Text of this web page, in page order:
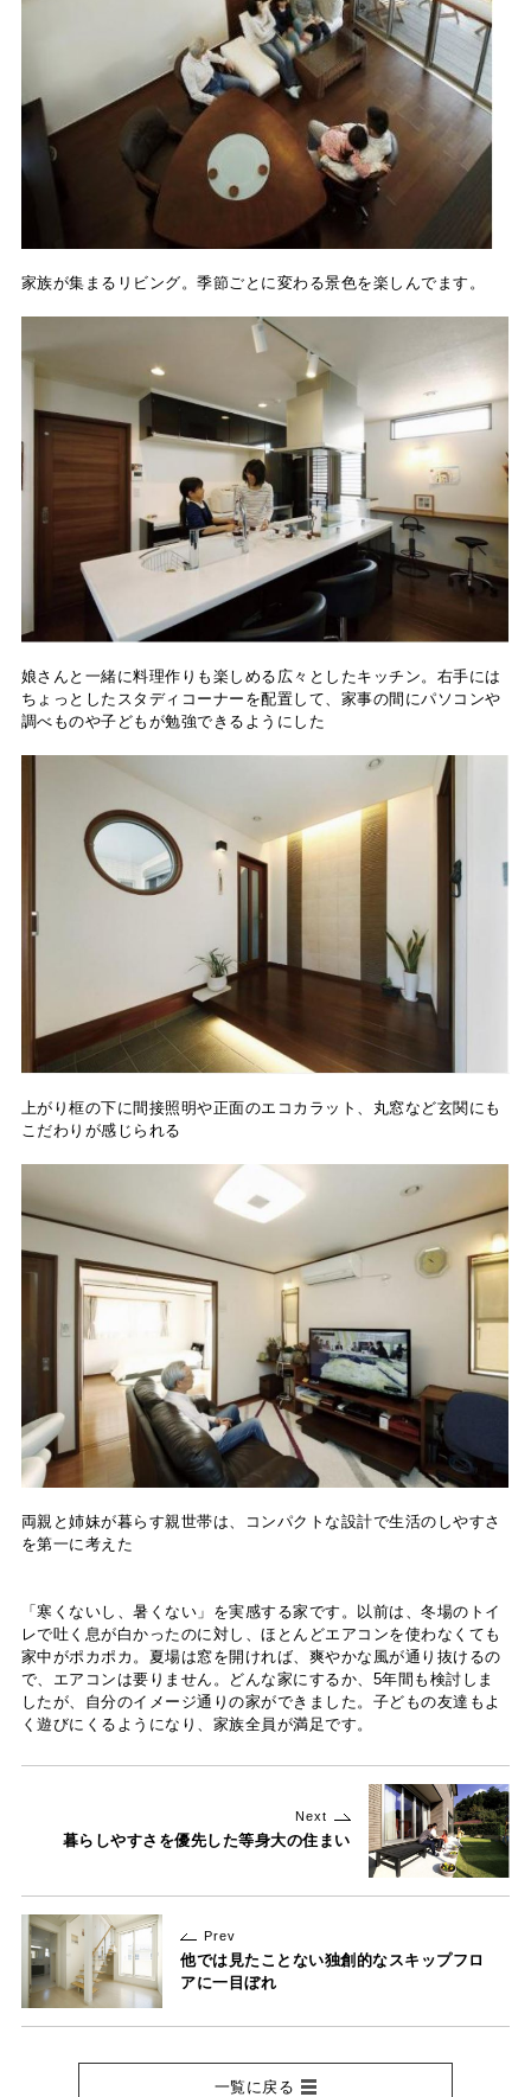
家族が集まるリビング。季節ごとに変わる景色を楽しんでます。
娘さんと一緒に料理作りも楽しめる広々としたキッチン。右手には
ちょっとしたスタディコーナーを配置して、家事の間にパソコンや
調べものや子どもが勉強できるようにした
上がり框の下に間接照明や正面のエコカラット、丸窓など玄関にも
こだわりが感じられる
両親と姉妹が暮らす親世帯は、コンパクトな設計で生活のしやすさ
を第一に考えた
「寒くないし、暑くない」を実感する家です。以前は、冬場のトイ
レで吐く息が白かったのに対し、ほとんどエアコンを使わなくても
家中がポカポカ。夏場は窓を開ければ、爽やかな風が通り抜けるの
で、エアコンは要りません。どんな家にするか、5年間も検討しま
したが、自分のイメージ通りの家ができました。子どもの友達もよ
く遊びにくるようになり、家族全員が満足です。
Prev
他では見たことない独創的なスキップフロ
アに一目ぼれ
一覧に戻る
Next
暮らしやすさを優先した等身大の住まい